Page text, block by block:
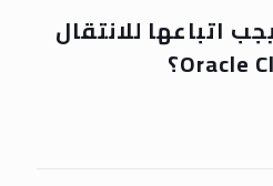
اتباعها للانتقال